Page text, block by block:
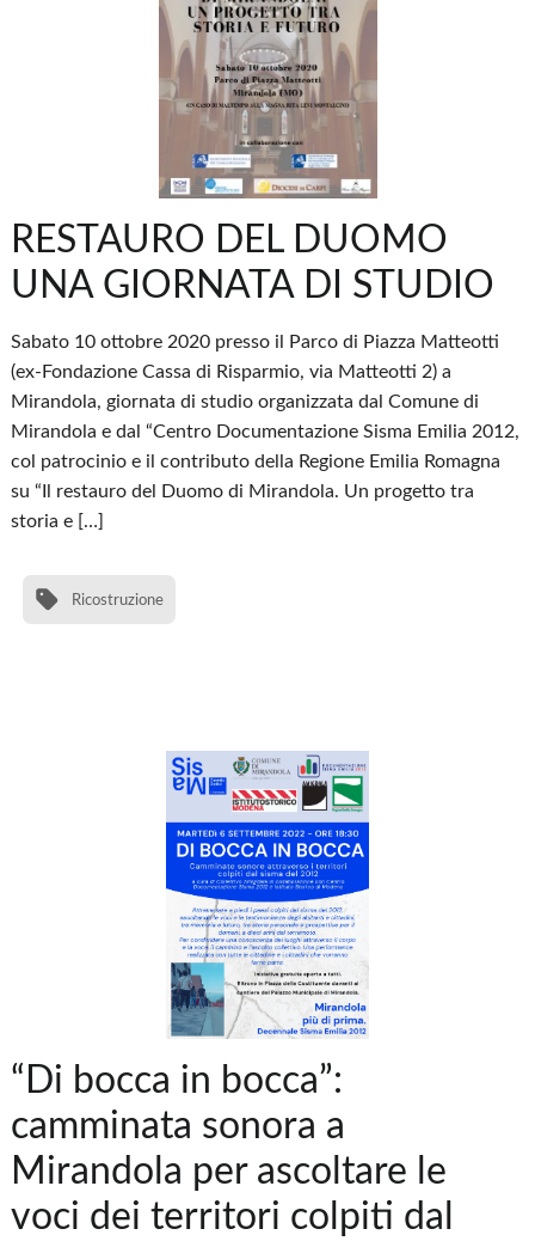
RESTAURO DEL DUOMO
UNA GIORNATA DI STUDIO
Sabato 10 ottobre 2020 presso il Parco di Piazza Matteotti
(ex-Fondazione Cassa di Risparmio, via Matteotti 2) a
Mirandola, giornata di studio organizzata dal Comune di
Mirandola e dal “Centro Documentazione Sisma Emilia 2012,
col patrocinio e il contributo della Regione Emilia Romagna
su “Il restauro del Duomo di Mirandola. Un progetto tra
storia e […]
Ricostruzione
“Di bocca in bocca”:
camminata sonora a
Mirandola per ascoltare le
voci dei territori colpiti dal